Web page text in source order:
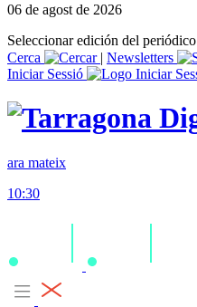
06 de agost de 2026
Seleccionar edición del periódico
Cerca
| Newsletters
Iniciar Sessió
ara mateix
10:30